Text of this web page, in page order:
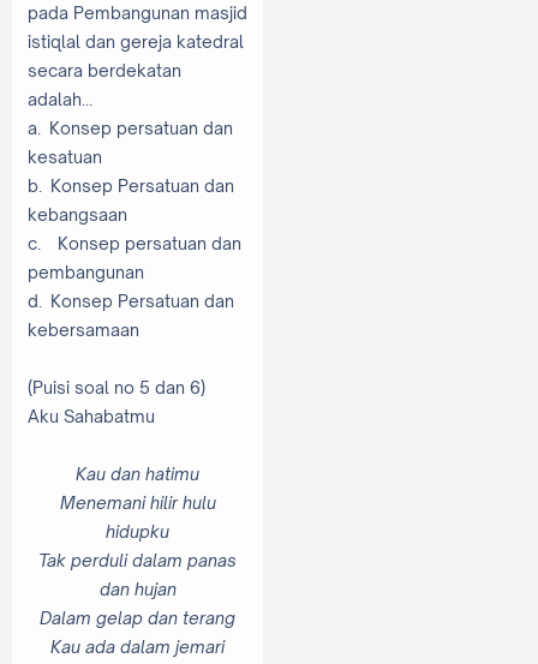
pada Pembangunan masjid
istiqlal dan gereja katedral
secara berdekatan
adalah…
a. Konsep persatuan dan
kesatuan
b. Konsep Persatuan dan
kebangsaan
c. Konsep persatuan dan
pembangunan
d. Konsep Persatuan dan
kebersamaan
(Puisi soal no 5 dan 6)
Aku Sahabatmu
Kau dan hatimu
Menemani hilir hulu
hidupku
Tak perduli dalam panas
dan hujan
Dalam gelap dan terang
Kau ada dalam jemari